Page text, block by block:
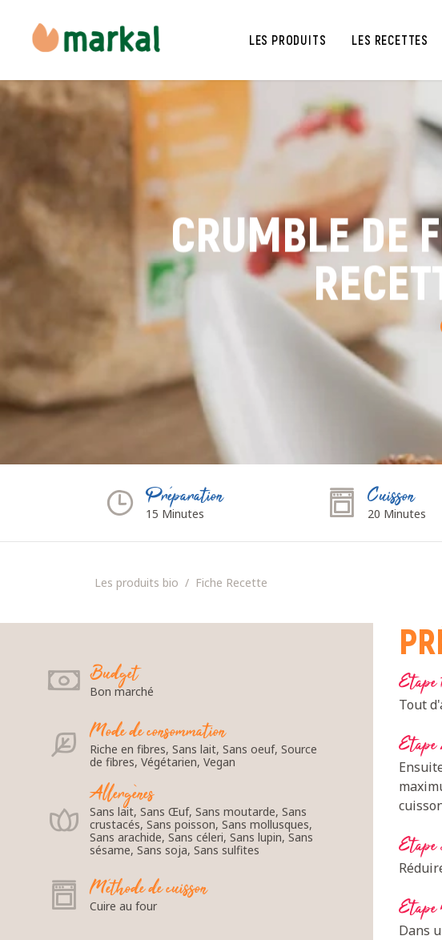
LES PRODUITS LES RECETTES
CRUMBLE DE
Préparation
15 Minutes
Cuisson
20 Minutes
Les produits bio Fiche Recette
Budget
Bon marché
Mode de consommation
Riche en fibres, Sans lait, Sans oeuf, Source
de fibres, Végétarien, Vegan
Allergènes
Sans lait, Sans Œuf, Sans moutarde, Sans
crustacés, Sans poisson, Sans mollusques,
Sans arachide, Sans céleri, Sans lupin, Sans
sésame, Sans soja, Sans sulfites
Méthode de cuisson
Cuire au four
Etape
Tout
Etape
Etape
Etape
Dans